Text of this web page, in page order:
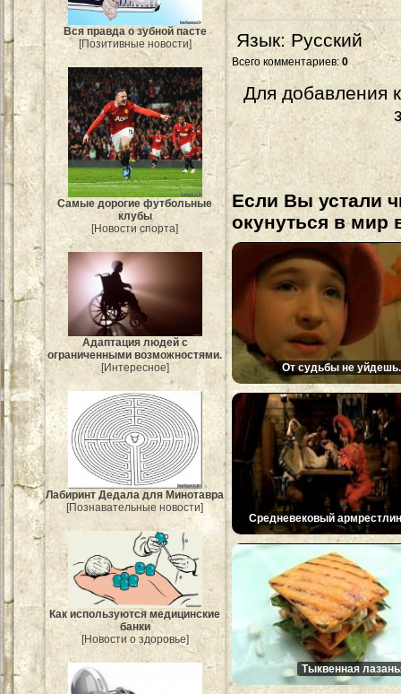
Вся правда о зубной пасте
[Позитивные новости]
Самые дорогие футбольные
клубы
[Новости спорта]
Адаптация людей с
ограниченными возможностями.
[Интересное]
Лабиринт Дедала для Минотавра
[Познавательные новости]
Как используются медицинские
банки
[Новости о здоровье]
Язык: Русский
Всего комментариев: 0
Для добавления
Если Вы устали
окунуться в мир
От судьбы не
Средневековый
Тыквенная